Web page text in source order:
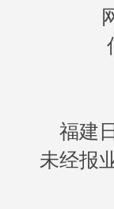
福建
未经报